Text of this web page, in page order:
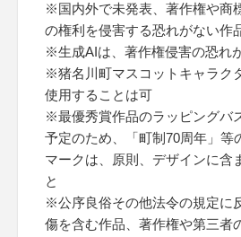
※国内外で未発表、著作権や商
の権利を侵害する恐れがない作
※生成AIは、著作権侵害の恐れ
※猪名川町マスコットキャラク
使用することは可
※最優秀賞作品のラッピングバ
予定のため、「町制70周年」等
マークは、原則、デザインに含
と
※公序良俗その他法令の規定に
傷を含む作品、著作権や第三者